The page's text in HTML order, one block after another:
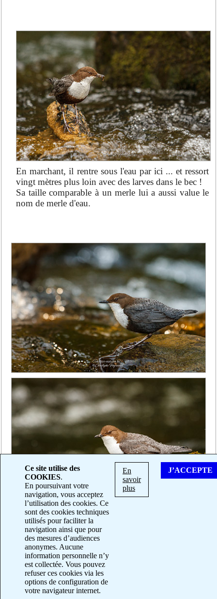
En marchant, il rentre sous l'eau par ici ... et ressort
vingt mètres plus loin avec des larves dans le bec !
Sa taille comparable à un merle lui a aussi value le
nom de merle d'eau.
© Christophe Peyronnet | Mentions légales
Ce site utilise des
COOKIES.
En poursuivant votre
navigation, vous acceptez
l’utilisation des cookies. Ce
sont des cookies techniques
utilisés pour faciliter la
navigation ainsi que pour
des mesures d’audiences
anonymes. Aucune
information personnelle n’y
est collectée. Vous pouvez
refuser ces cookies via les
options de configuration de
votre navigateur internet.
En
savoir
plus
J’ACCEPTE